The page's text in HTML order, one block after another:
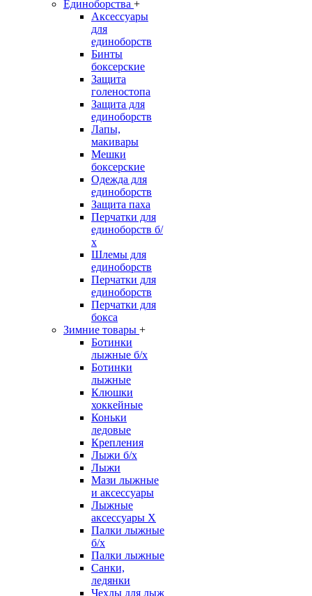
Единоборства +
Аксессуары
для
единоборств
Бинты
боксерские
Защита
голеностопа
Защита для
единоборств
Лапы,
макивары
Мешки
боксерские
Одежда для
единоборств
Защита паха
Перчатки для
единоборств б/
х
Шлемы для
единоборств
Перчатки для
единоборств
Перчатки для
бокса
Зимние товары +
Ботинки
лыжные б/х
Ботинки
лыжные
Клюшки
хоккейные
Коньки
ледовые
Крепления
Лыжи б/х
Лыжи
Мази лыжные
и аксессуары
Лыжные
аксессуары Х
Палки лыжные
б/х
Палки лыжные
Санки,
ледянки
Чехлы для лыж